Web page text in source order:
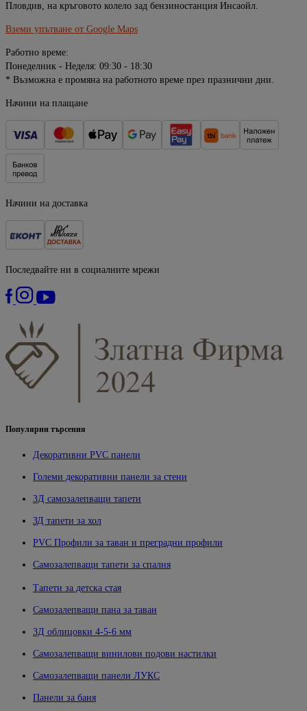
Пловдив, на кръговото колело зад бензиностанция Инсаойл.
Вземи упътване от Google Maps
Работно време:
Понеделник - Неделя: 09:30 - 18:30
* Възможна е промяна на работното време през празнични дни.
Начини на плащане
Начини на доставка
Последвайте ни в социалните мрежи
Популярни търсения
Декоративни PVC панели
Големи декоративни панели за стени
3Д самозалепващи тапети
ЗД тапети за хол
PVC Профили за таван и преградни профили
Самозалепващи тапети за спалня
Тапети за детска стая
Самозалепващи пана за таван
3Д облицовки 4-5-6 мм
Самозалепващи винилови подови настилки
Самозалепващи панели ЛУКС
Панели за баня